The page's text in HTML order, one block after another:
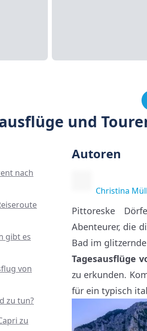
und
nach
gibt es
von
zu tun?
zu
Autoren
Christina
Pittoreske
Abenteurer, die
Bad im
Tagesausflüge
zu erkunden.
für ein typisch